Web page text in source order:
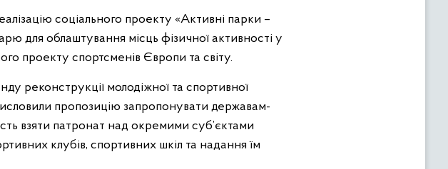
соціального проекту «Активні парки –
для облаштування місць фізичної активності у
проекту спортсменів Європи та світу.
реконструкції молодіжної та спортивної
пропозицію запропонувати державам-
взяти патронат над окремими суб’єктами
клубів, спортивних шкіл та надання їм